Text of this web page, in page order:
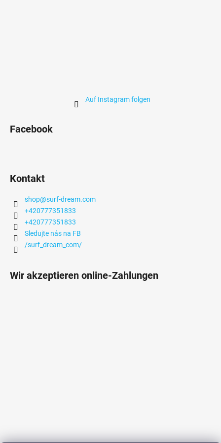
Auf Instagram folgen
Facebook
Kontakt
shop@surf-dream.com
+420777351833
+420777351833
Sledujte nás na FB
/surf_dream_com/
Wir akzeptieren online-Zahlungen